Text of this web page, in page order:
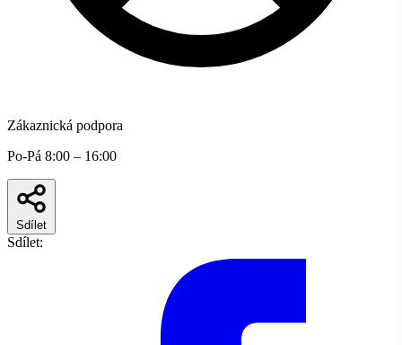
Zákaznická podpora
Po-Pá 8:00 – 16:00
Sdílet
Sdílet: